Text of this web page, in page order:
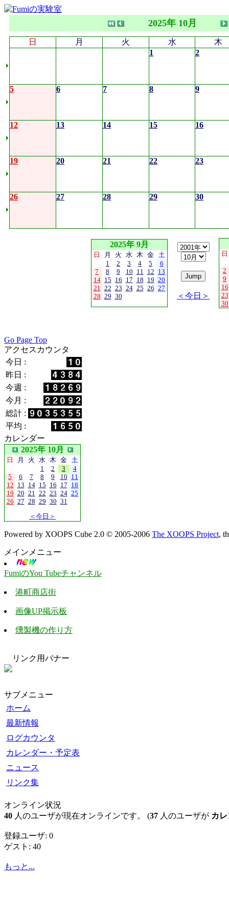
2025年 10月
日 月 火 水
木
1
2
5 6 7 8 9
12 13 14 15 16
19 20 21 22 23
26 27 28 29 30
2025年 9月
日 月 火 水 木 金 土
1
2 3 4 5
6
7
8 9 10 11 12 13
14 15 16 17 18 19 20
21 22 23 24 25 26 27
28 29 30 ＜今日＞
日
2
9
16
23
30
Go Page Top
アクセスカウンタ
今日 :
昨日 :
今週 :
今月 :
総計 :
平均 :
カレンダー
2025年 10月
日 月 火 水 木 金 土
1
2 3
4
5
6 7 8 9 10 11
12 13 14 15 16 17 18
19 20 21 22 23 24 25
26 27 28 29 30 31
＜今日＞
Powered by XOOPS Cube 2.0 © 2005-2006 The XOOPS Project,
メインメニュー
FumiのYou Tubeチャンネル
港町商店街
画像UP掲示板
燻製機の作り方
リンク用バナー
サブメニュー
ホーム
最新情報
ログカウンタ
カレンダー・予定表
ニュース
リンク集
オンライン状況
40 人のユーザが現在オンラインです。 (37 人のユーザが カ
登録ユーザ: 0
ゲスト: 40
もっと...